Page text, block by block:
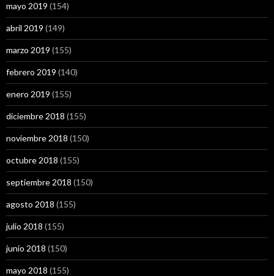
mayo 2019 (154)
abril 2019 (149)
marzo 2019 (155)
febrero 2019 (140)
enero 2019 (155)
diciembre 2018 (155)
noviembre 2018 (150)
octubre 2018 (155)
septiembre 2018 (150)
agosto 2018 (155)
julio 2018 (155)
junio 2018 (150)
mayo 2018 (155)